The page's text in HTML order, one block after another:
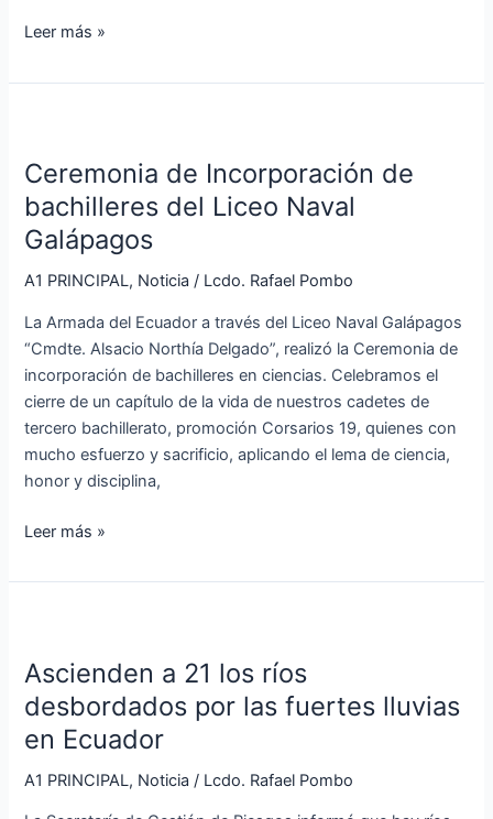
Leer más »
Ceremonia de Incorporación de
bachilleres del Liceo Naval
Galápagos
A1 PRINCIPAL, Noticia / Lcdo. Rafael Pombo
La Armada del Ecuador a través del Liceo Naval Galápagos
“Cmdte. Alsacio Northía Delgado”, realizó la Ceremonia de
incorporación de bachilleres en ciencias. Celebramos el
cierre de un capítulo de la vida de nuestros cadetes de
tercero bachillerato, promoción Corsarios 19, quienes con
mucho esfuerzo y sacrificio, aplicando el lema de ciencia,
honor y disciplina,
Incorporación
de
bachilleres
del
Liceo
Galápagos
Leer más »
Ascienden a 21 los ríos
desbordados por las fuertes lluvias
en Ecuador
A1 PRINCIPAL, Noticia / Lcdo. Rafael Pombo
21
los
desbordados
por